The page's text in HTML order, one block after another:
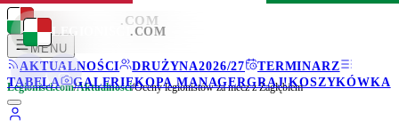
LEGIONISCI .COM
MENU
AKTUALNOŚCI
DRUŻYNA2026/27
TERMINARZ
TABELA
GALERIEKOPA MANAGERGRAJ!KOSZYKÓWKA
LEGIONISCI .COM
Legionisci.com/Aktualności/Oceny legionistów za mecz z Zagłębiem